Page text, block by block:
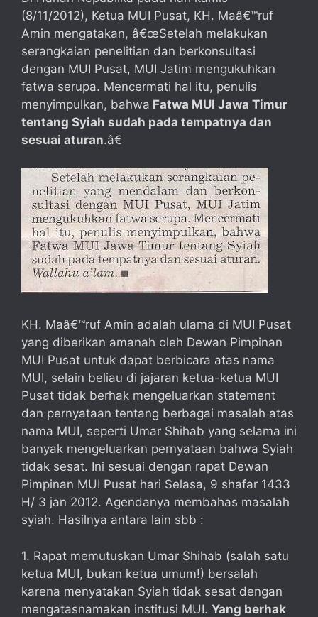
(8/11/2012), Ketua MUI Pusat, KH. Maâ€™ruf
Amin mengatakan, â€œSetelah melakukan
serangkaian penelitian dan berkonsultasi
dengan MUI Pusat, MUI Jatim mengukuhkan
fatwa serupa. Mencermati hal itu, penulis
menyimpulkan, bahwa Fatwa MUI Jawa Timur
tentang Syiah sudah pada tempatnya dan
sesuai aturan.â€
KH. Maâ€™ruf Amin adalah ulama di MUI Pusat
yang diberikan amanah oleh Dewan Pimpinan
MUI Pusat untuk dapat berbicara atas nama
MUI, selain beliau di jajaran ketua-ketua MUI
Pusat tidak berhak mengeluarkan statement
dan pernyataan tentang berbagai masalah atas
nama MUI, seperti Umar Shihab yang selama ini
banyak mengeluarkan pernyataan bahwa Syiah
tidak sesat. Ini sesuai dengan rapat Dewan
Pimpinan MUI Pusat hari Selasa, 9 shafar 1433
H/ 3 jan 2012. Agendanya membahas masalah
syiah. Hasilnya antara lain sbb :
1. Rapat memutuskan Umar Shihab (salah satu
ketua MUI, bukan ketua umum!) bersalah
karena menyatakan Syiah tidak sesat dengan
mengatasnamakan institusi MUI. Yang berhak